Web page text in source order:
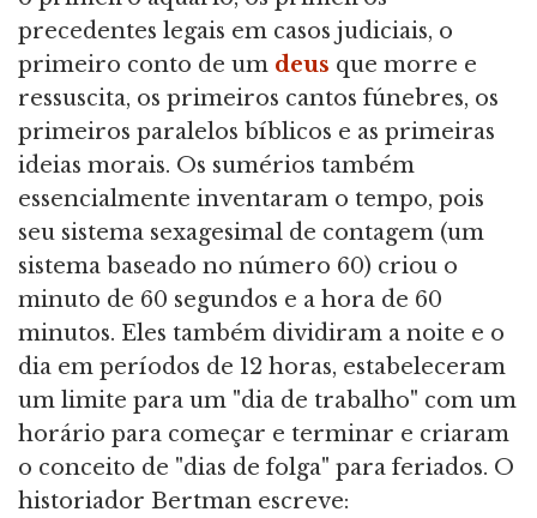
precedentes legais em casos judiciais, o
primeiro conto de um deus que morre e
ressuscita, os primeiros cantos fúnebres, os
primeiros paralelos bíblicos e as primeiras
ideias morais. Os sumérios também
essencialmente inventaram o tempo, pois
seu sistema sexagesimal de contagem (um
sistema baseado no número 60) criou o
minuto de 60 segundos e a hora de 60
minutos. Eles também dividiram a noite e o
dia em períodos de 12 horas, estabeleceram
um limite para um "dia de trabalho" com um
horário para começar e terminar e criaram
o conceito de "dias de folga" para feriados. O
historiador Bertman escreve: